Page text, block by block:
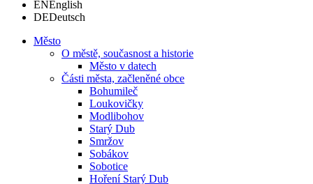
ENEnglish
DEDeutsch
Město
O městě, současnost a historie
Město v datech
Části města, začleněné obce
Bohumileč
Loukovičky
Modlibohov
Starý Dub
Smržov
Sobákov
Sobotice
Hoření Starý Dub